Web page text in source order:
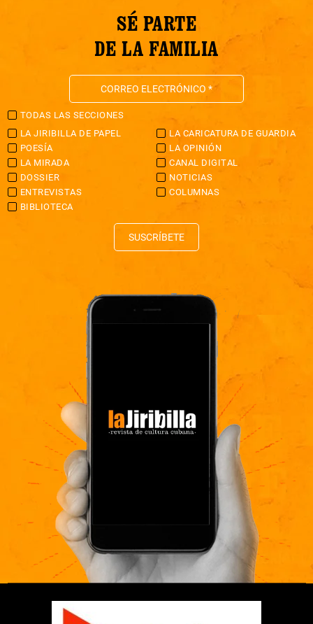
SÉ PARTE
DE LA FAMILIA
TODAS LAS SECCIONES
LA JIRIBILLA DE PAPEL
LA CARICATURA DE GUARDIA
POESÍA
LA OPINIÓN
LA MIRADA
CANAL DIGITAL
DOSSIER
NOTICIAS
ENTREVISTAS
COLUMNAS
BIBLIOTECA
SUSCRÍBETE